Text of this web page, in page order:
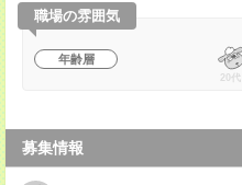
職場の雰囲気
年齢層
20代
募集情報